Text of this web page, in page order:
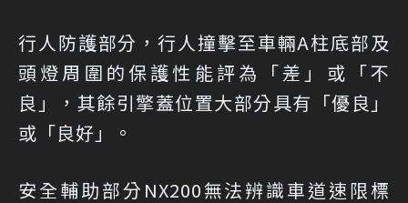
行人防護部分，行人撞擊至車輛A柱底部及
頭燈周圍的保護性能評為「差」或「不
良」，其餘引擎蓋位置大部分具有「優良」
或「良好」。
安全輔助部分NX200無法辨識車道速限標